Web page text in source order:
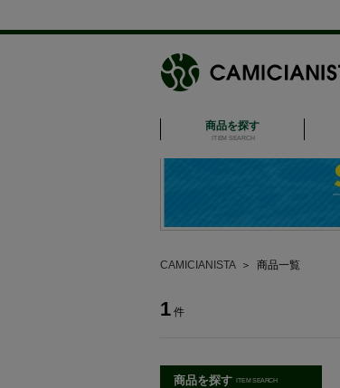
商品を探す
ITEM SEARCH
CAMICIANISTA＞ 商品一覧
1 件
商品を探す ITEM SEARCH